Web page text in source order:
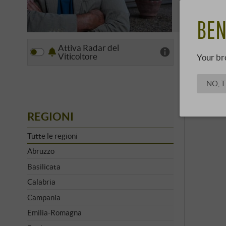
Attiva Radar del
Viticoltore
REGIONI
Tutte le regioni
Abruzzo
Basilicata
Calabria
Campania
Emilia-Romagna
Your
NO,